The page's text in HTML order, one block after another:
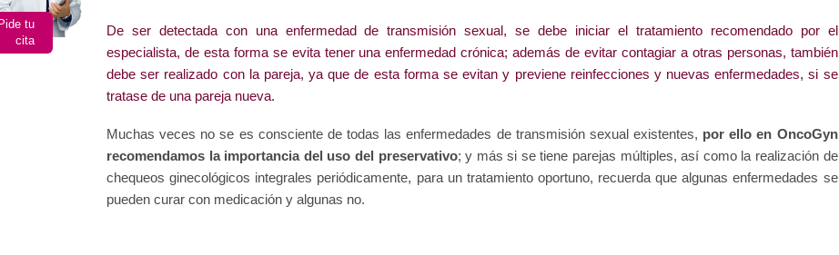
De ser detectada con una enfermedad de transmisión sexual, se debe iniciar el tratamiento recomendado por el
especialista, de esta forma se evita tener una enfermedad crónica; además de evitar contagiar a otras personas, también
debe ser realizado con la pareja, ya que de esta forma se evitan y previene reinfecciones y nuevas enfermedades, si se
tratase de una pareja nueva.
Muchas veces no se es consciente de todas las enfermedades de transmisión sexual existentes, por ello en OncoGyn
recomendamos la importancia del uso del preservativo; y más si se tiene parejas múltiples, así como la realización de
chequeos ginecológicos integrales periódicamente, para un tratamiento oportuno, recuerda que algunas enfermedades se
pueden curar con medicación y algunas no.
tu
cita